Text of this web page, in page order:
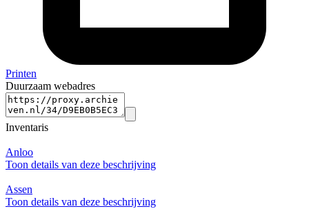
Printen
Duurzaam webadres
Inventaris
Anloo
Toon details van deze beschrijving
Assen
Toon details van deze beschrijving